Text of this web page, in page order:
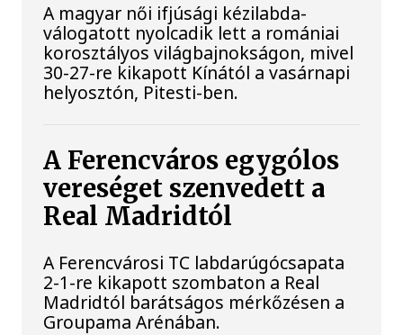
A magyar női ifjúsági kézilabda-
válogatott nyolcadik lett a romániai
korosztályos világbajnokságon, mivel
30-27-re kikapott Kínától a vasárnapi
helyosztón, Pitesti-ben.
A Ferencváros egygólos
vereséget szenvedett a
Real Madridtól
A Ferencvárosi TC labdarúgócsapata
2-1-re kikapott szombaton a Real
Madridtól barátságos mérkőzésen a
Groupama Arénában.